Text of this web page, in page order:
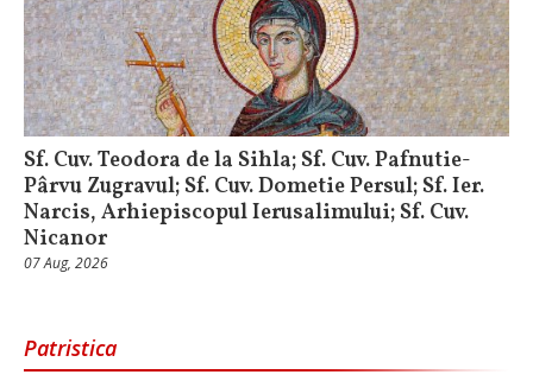
Sf. Cuv. Teodora de la Sihla; Sf. Cuv. Pafnutie-
Pârvu Zugravul; Sf. Cuv. Dometie Persul; Sf. Ier.
Narcis, Arhiepiscopul Ierusalimului; Sf. Cuv.
Nicanor
07 Aug, 2026
Patristica